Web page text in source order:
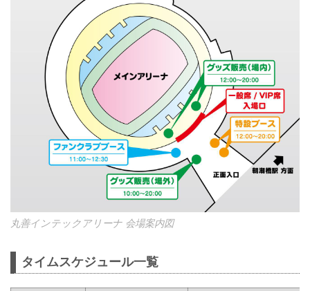
丸善インテックアリーナ 会場案内図
タイムスケジュール一覧